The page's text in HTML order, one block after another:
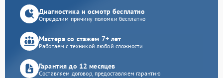
Диагностика и осмотр бесплатно
Определим причину поломки бесплатно
Мастера со стажем 7+ лет
Работаем с техникой любой сложности
Гарантия до 12 месяцев
Составляем договор, предоставляем гарантию